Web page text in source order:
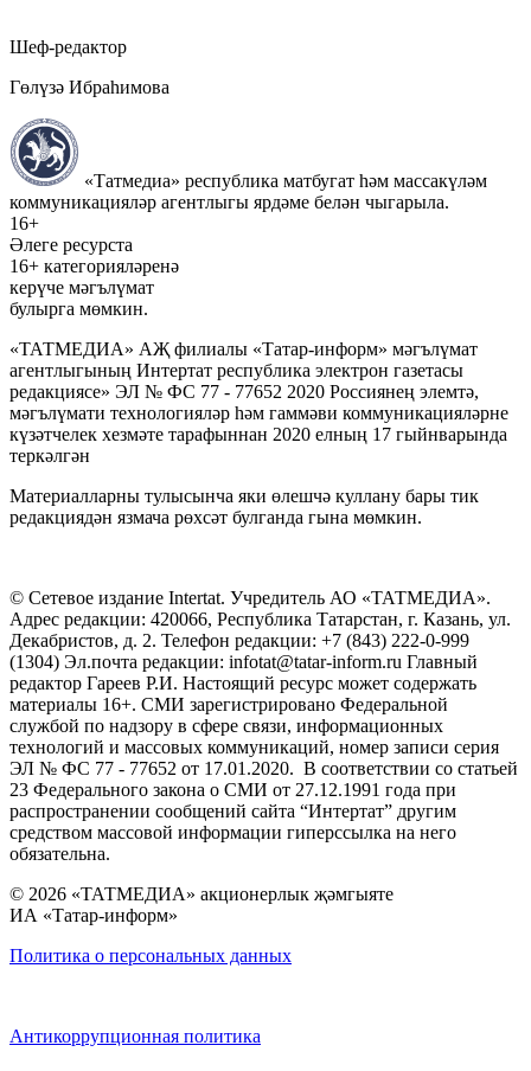
Шеф-редактор
Гөлүзә Ибраһимова
«Татмедиа» республика матбугат һәм массакүләм
коммуникацияләр агентлыгы ярдәме белән чыгарыла.
16+
Әлеге ресурста
16+ категорияләренә
керүче мәгълүмат
булырга мөмкин.
«ТАТМЕДИА» АҖ филиалы «Татар-информ» мәгълүмат
агентлыгының Интертат республика электрон газетасы
редакциясе» ЭЛ № ФС 77 - 77652 2020 Россиянең элемтә,
мәгълүмати технологияләр һәм гаммәви коммуникацияләрне
күзәтчелек хезмәте тарафыннан 2020 елның 17 гыйнварында
теркәлгән
Материалларны тулысынча яки өлешчә куллану бары тик
редакциядән язмача рөхсәт булганда гына мөмкин.
© Сетевое издание Intertat. Учредитель АО «ТАТМЕДИА».
Адрес редакции: 420066, Республика Татарстан, г. Казань, ул.
Декабристов, д. 2. Телефон редакции: +7 (843) 222-0-999
(1304) Эл.почта редакции: infotat@tatar-inform.ru Главный
редактор Гареев Р.И. Настоящий ресурс может содержать
материалы 16+. СМИ зарегистрировано Федеральной
службой по надзору в сфере связи, информационных
технологий и массовых коммуникаций, номер записи серия
ЭЛ № ФС 77 - 77652 от 17.01.2020. В соответствии со статьей
23 Федерального закона о СМИ от 27.12.1991 года при
распространении сообщений сайта “Интертат” другим
средством массовой информации гиперссылка на него
обязательна.
© 2026 «ТАТМЕДИА» акционерлык җәмгыяте
ИА «Татар-информ»
Политика о персональных данных
Антикоррупционная политика